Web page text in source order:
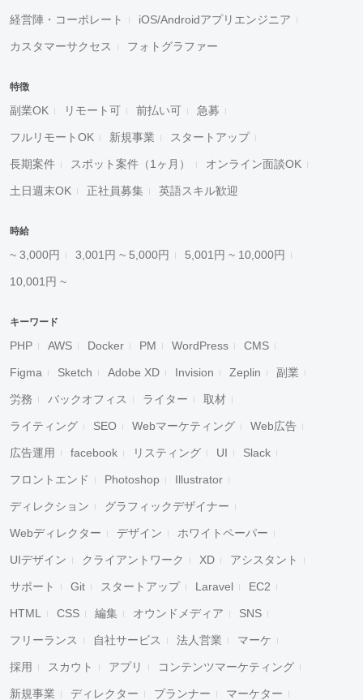
経営陣・コーポレート iOS/Androidアプリエンジニア
カスタマーサクセス フォトグラファー
特徴
副業OK リモート可 前払い可 急募
フルリモートOK 新規事業 スタートアップ
長期案件 スポット案件（1ヶ月） オンライン面談OK
土日週末OK 正社員募集 英語スキル歓迎
時給
~ 3,000円 3,001円 ~ 5,000円 5,001円 ~ 10,000円
10,001円 ~
キーワード
PHP AWS Docker PM WordPress CMS
Figma Sketch Adobe XD Invision Zeplin 副業
労務 バックオフィス ライター 取材
ライティング SEO Webマーケティング Web広告
広告運用 facebook リスティング UI Slack
フロントエンド Photoshop Illustrator
ディレクション グラフィックデザイナー
Webディレクター デザイン ホワイトペーパー
UIデザイン クライアントワーク XD アシスタント
サポート Git スタートアップ Laravel EC2
HTML CSS 編集 オウンドメディア SNS
フリーランス 自社サービス 法人営業 マーケ
採用 スカウト アプリ コンテンツマーケティング
新規事業 ディレクター プランナー マーケター